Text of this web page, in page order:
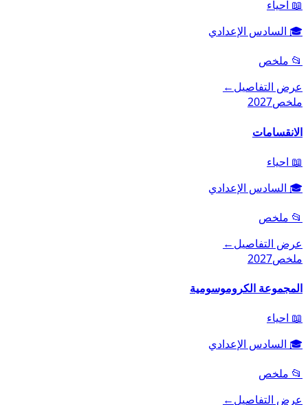
📖 احياء
🎓 السادس الإعدادي
📂 ملخص
عرض التفاصيل←
ملخص2027
الانقسامات
📖 احياء
🎓 السادس الإعدادي
📂 ملخص
عرض التفاصيل←
ملخص2027
المجموعة الكروموسومية
📖 احياء
🎓 السادس الإعدادي
📂 ملخص
عرض التفاصيل←